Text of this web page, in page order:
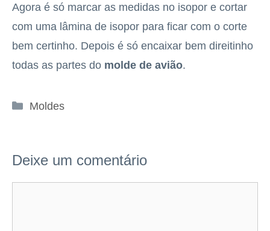
Agora é só marcar as medidas no isopor e cortar
com uma lâmina de isopor para ficar com o corte
bem certinho. Depois é só encaixar bem direitinho
todas as partes do molde de avião.
Categorias
Moldes
Deixe um comentário